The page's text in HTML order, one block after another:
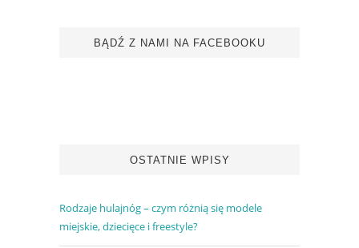
BĄDŹ Z NAMI NA FACEBOOKU
OSTATNIE WPISY
Rodzaje hulajnóg – czym różnią się modele
miejskie, dziecięce i freestyle?